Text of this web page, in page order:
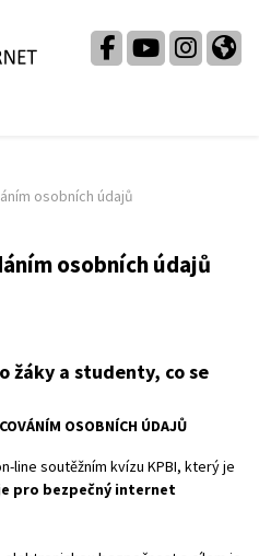
osobních údajů
osobních údajů
žáky a studenty, co se
OSOBNÍCH ÚDAJŮ
line soutěžním kvízu KPBI, který je
pro bezpečný internet